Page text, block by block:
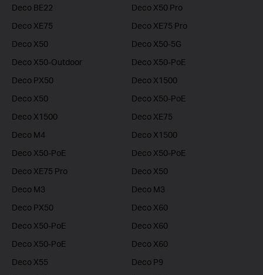
Deco BE22
Deco X50 Pro
Deco XE75
Deco XE75 Pro
Deco X50
Deco X50-5G
Deco X50-Outdoor
Deco X50-PoE
Deco PX50
Deco X1500
Deco X50
Deco X50-PoE
Deco X1500
Deco XE75
Deco M4
Deco X1500
Deco X50-PoE
Deco X50-PoE
Deco XE75 Pro
Deco X50
Deco M3
Deco M3
Deco PX50
Deco X60
Deco X50-PoE
Deco X60
Deco X50-PoE
Deco X60
Deco X55
Deco P9